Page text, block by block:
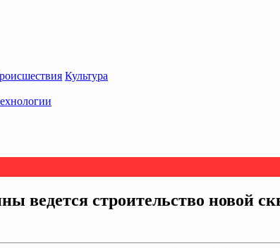
Культура
ведется строительство новой